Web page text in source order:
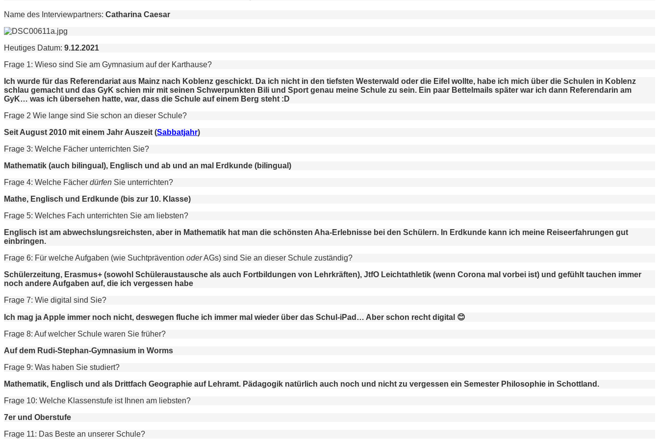
Name des Interviewpartners: Catharina Caesar
Heutiges Datum: 9.12.2021
Frage 1: Wieso sind Sie am Gymnasium auf der Karthause?
Ich wurde für das Referendariat aus Mainz nach Koblenz geschickt. Da ich nicht in den tiefsten Westerwald oder die Eifel wollte, habe ich mich über die Schulen in Koblenz
schlau gemacht und das GyK schien mir mit seinen Schwerpunkten Bili und Sport genau meine Schule zu sein. Ein paar Bettelmails später war ich dann Referendarin am
GyK… was ich übersehen hatte, war, dass die Schule auf einem Berg steht :D
Frage 2 Wie lange sind Sie schon an dieser Schule?
Seit August 2010 mit einem Jahr Auszeit (Sabbatjahr)
Frage 3: Welche Fächer unterrichten Sie?
Mathematik (auch bilingual), Englisch und ab und an mal Erdkunde (bilingual)
Frage 4: Welche Fächer dürfen Sie unterrichten?
Mathe, Englisch und Erdkunde (bis zur 10. Klasse)
Frage 5: Welches Fach unterrichten Sie am liebsten?
Englisch ist am abwechslungsreichsten, aber in Mathematik hat man die schönsten Aha-Erlebnisse bei den Schülern. In Erdkunde kann ich meine Reiseerfahrungen gut
einbringen.
Frage 6: Für welche Aufgaben (wie Suchtprävention oderAGs) sind Sie an dieser Schule zuständig?
Schülerzeitung, Erasmus+ (sowohl Schüleraustausche als auch Fortbildungen von Lehrkräften), JtfO Leichtathletik (wenn Corona mal vorbei ist) und gefühlt tauchen immer
noch andere Aufgaben auf, die ich vergessen habe
Frage 7: Wie digital sind Sie?
Ich mag ja Apple immer noch nicht, deswegen fluche ich immer mal wieder über das Schul-iPad… Aber schon recht digital 😊
Frage 8: Auf welcher Schule waren Sie früher?
Auf dem Rudi-Stephan-Gymnasium in Worms
Frage 9: Was haben Sie studiert?
Mathematik, Englisch und als Drittfach Geographie auf Lehramt. Pädagogik natürlich auch noch und nicht zu vergessen ein Semester Philosophie in Schottland.
Frage 10: Welche Klassenstufe ist Ihnen am liebsten?
7er und Oberstufe
Frage 11: Das Beste an unserer Schule?